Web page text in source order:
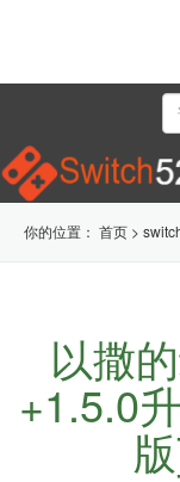
你的位置： 首页 >
以撒
+1.5.0